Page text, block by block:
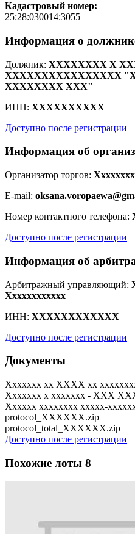
Кадастровый номер:
25:28:030014:3055
Информация о
Должник: XXXXXXXX X
XXXXXXXXXXXXXXXX
XXXXXXXX XXX"
ИНН: XXXXXXXXXX
Доступно после регистрации
Информация об
Организатор торгов:
E-mail:
Номер контактного телефона:
Доступно после регистрации
Информация об
Арбитражный управляющий:
Xxxxxxxxxxxx
ИНН: XXXXXXXXXXXX
Доступно после регистрации
Документы
Xxxxxxx xx XXXX xx
Xxxxxxx x xxxxxxx - XXX
Xxxxxx xxxxxxxx xxxxx-
protocol_XXXXXX.zip
protocol_total_XXXXXX.zip
Доступно после регистрации
Похожие лоты 8